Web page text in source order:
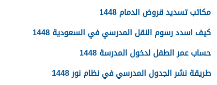
مكاتب تسديد قروض الدمام 1448
كيف اسدد رسوم النقل المدرسي في السعودية 1448
حساب عمر الطفل لدخول المدرسة 1448
طريقة نشر الجدول المدرسي في نظام نور 1448